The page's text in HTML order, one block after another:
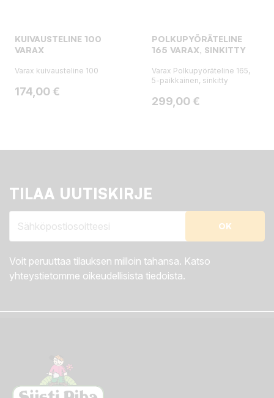
KUIVAUSTELINE 100
VARAX
Varax kuivausteline 100
Hinta
174,00 €
POLKUPYÖRÄTELINE
165 VARAX, SINKITTY
Varax Polkupyöräteline 165,
5-paikkainen, sinkitty
Hinta
299,00 €
TILAA UUTISKIRJE
Voit peruuttaa tilauksen milloin tahansa. Katso
yhteystietomme oikeudellisista tiedoista.